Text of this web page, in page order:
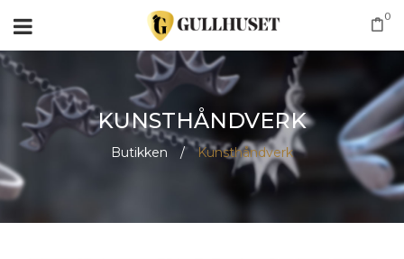
0
KUNSTHÅNDVERK
Butikken / Kunsthåndverk